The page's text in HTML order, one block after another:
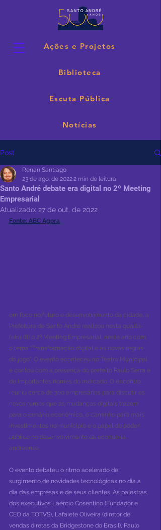
Ações e Projetos
Biblioteca
Escuta Pública
Notícias
Post
Santo André debate era digital no 2º Meeting
Empresarial
Renan Santiago
23 de ago. de 20222 min de leitura
Atualizado: 27 de out. de 2022
Fonte: ABC Agora
om foco no futuro e desenvolvimento da cidade, a
Prefeitura de Santo André realizou nesta quarta-
feira (8) o 2º Meeting Empresarial, neste ano com
o tema “Transformação digital e as novas regras
do jogo”. O evento aconteceu no Teatro Municipal
e contou com a presença do prefeito Paulo Serra e
de importantes nomes do mercado. O encontro
reuniu cerca de 300 empresários para discutir os
novos rumos que as mudanças digitais trazem
para o cenário econômico, o caminho para mais
investimentos no município e o papel do poder
público no desenvolvimento da economia
andreense.
O evento debateu o ritmo acelerado de
surgimento de novidades tecnológicas no dia a
dia das empresas e de seus clientes. As palestras
dos executivos Laércio Cosentino (Fundador e
CEO da TOTVS), Lafaiete Oliveira (diretor de
vendas diretas da Bridgestone do Brasil), Paulo